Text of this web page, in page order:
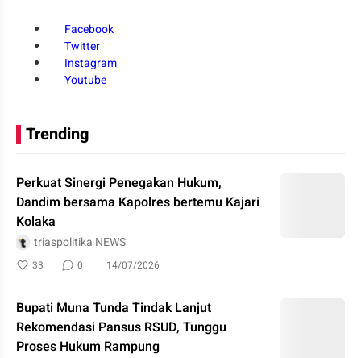
Facebook
Twitter
Instagram
Youtube
Trending
Perkuat Sinergi Penegakan Hukum,
Dandim bersama Kapolres bertemu Kajari
Kolaka
triaspolitika NEWS
33 0 14/07/2026
Bupati Muna Tunda Tindak Lanjut
Rekomendasi Pansus RSUD, Tunggu
Proses Hukum Rampung